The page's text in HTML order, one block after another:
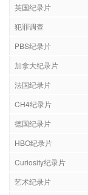
英国纪录片
犯罪调查
PBS纪录片
加拿大纪录片
法国纪录片
CH4纪录片
德国纪录片
HBO纪录片
Curiosity纪录片
艺术纪录片